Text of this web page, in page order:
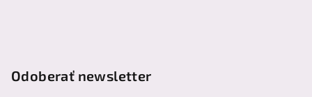
Odoberať newsletter